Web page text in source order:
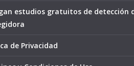
estudios gratuitos de detección
de Privacidad